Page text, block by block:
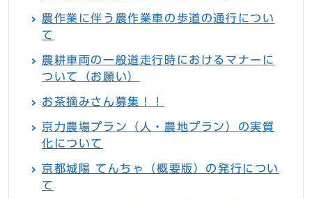
農作業に伴う農作業車の歩道の通行につい
て
農耕車両の一般道走行時におけるマナーに
ついて（お願い）
お茶摘みさん募集！！
京力農場プラン（人・農地プラン）の実質
化について
京都城陽 てんちゃ（概要版）の発行につい
て